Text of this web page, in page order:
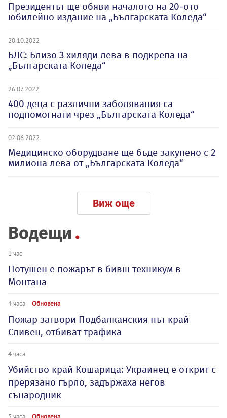
Президентът ще обяви началото на 20-ото
юбилейно издание на „Българската Коледа“
20.10.2022
БЛС: Близо 3 хиляди лева в подкрепа на
„Българската Коледа“
26.07.2022
400 деца с различни заболявания са
подпомогнати чрез „Българската Коледа“
02.06.2022
Медицинско оборудване ще бъде закупено с 2
милиона лева от „Българската Коледа“
Виж още
Водещи
1 час
Потушен е пожарът в бивш техникум в
Монтана
4 часа Обновена
Пожар затвори Подбалканския път край
Сливен, отбиват трафика
4 часа
Убийство край Кошарица: Украинец е открит с
прерязано гърло, задържаха негов
сънародник